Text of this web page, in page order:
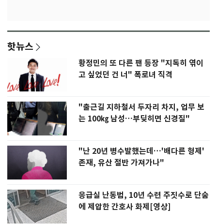
핫뉴스
황정민의 또 다른 팬 등장 "지독히 엮이
고 싶었던 건 너" 폭로녀 직격
"출근길 지하철서 두자리 차지, 업무 보
는 100㎏ 남성…부딪히면 신경질"
"난 20년 병수발했는데…'배다른 형제'
존재, 유산 절반 가져가나"
응급실 난동범, 10년 수련 주짓수로 단숨
에 제압한 간호사 화제[영상]